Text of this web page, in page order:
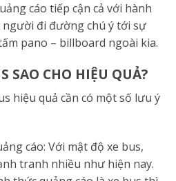
cáo tiếp cận cả với hành
người đi đường chú ý tới sự
pano – billboard ngoài kia.
SAO CHO HIỆU QUẢ?
hiệu quả cần có một số lưu ý
cáo: Với mật độ xe bus,
tranh nhiều như hiện nay.